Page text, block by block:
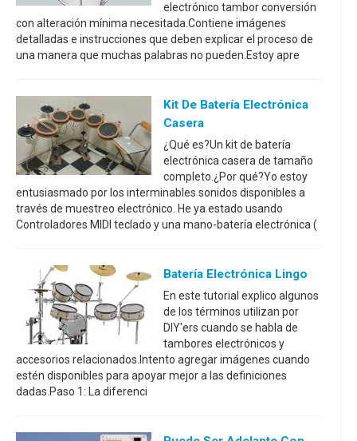
electrónico tambor conversión
con alteración mínima necesitada.Contiene imágenes
detalladas e instrucciones que deben explicar el proceso de
una manera que muchas palabras no pueden.Estoy apre
Kit De Batería Electrónica
Casera
¿Qué es?Un kit de batería
electrónica casera de tamaño
completo.¿Por qué?Yo estoy
entusiasmado por los interminables sonidos disponibles a
través de muestreo electrónico. He ya estado usando
Controladores MIDI teclado y una mano-batería electrónica (
Batería Electrónica Lingo
En este tutorial explico algunos
de los términos utilizan por
DIY'ers cuando se habla de
tambores electrónicos y
accesorios relacionados.Intento agregar imágenes cuando
estén disponibles para apoyar mejor a las definiciones
dadas.Paso 1: La diferenci